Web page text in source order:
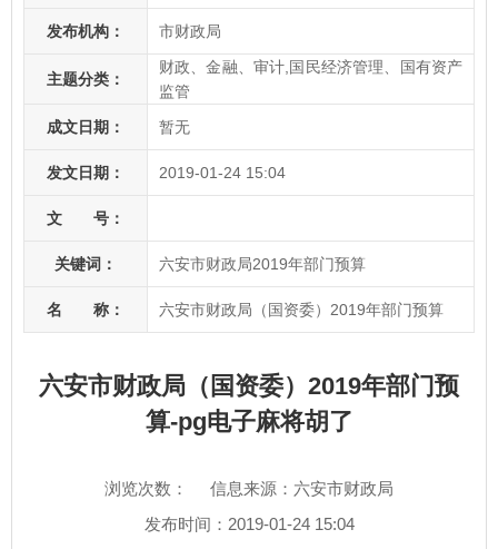
发布机构： 市财政局
主题分类：
财政、金融、审计,国民经济管理、国有资产
监管
成文日期：
暂无
发文日期： 2019-01-24 15:04
文 号：
关键词： 六安市财政局2019年部门预算
名 称： 六安市财政局（国资委）2019年部门预算
六安市财政局（国资委）2019年部门预
算-pg电子麻将胡了
浏览次数：
信息来源：六安市财政局
发布时间：2019-01-24 15:04